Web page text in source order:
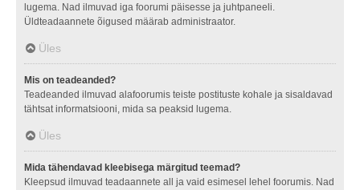
lugema. Nad ilmuvad iga foorumi päisesse ja juhtpaneeli.
Üldteadaannete õigused määrab administraator.
Üles
Mis on teadeanded?
Teadeanded ilmuvad alafoorumis teiste postituste kohale ja sisaldavad
tähtsat informatsiooni, mida sa peaksid lugema.
Üles
Mida tähendavad kleebisega märgitud teemad?
Kleepsud ilmuvad teadaannete all ja vaid esimesel lehel foorumis. Nad